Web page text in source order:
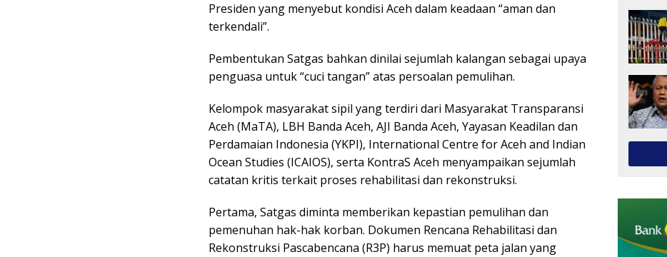
Presiden yang menyebut kondisi Aceh dalam keadaan “aman dan
terkendali”.
Pembentukan Satgas bahkan dinilai sejumlah kalangan sebagai upaya
penguasa untuk “cuci tangan” atas persoalan pemulihan.
Kelompok masyarakat sipil yang terdiri dari Masyarakat Transparansi
Aceh (MaTA), LBH Banda Aceh, AJI Banda Aceh, Yayasan Keadilan dan
Perdamaian Indonesia (YKPI), International Centre for Aceh and Indian
Ocean Studies (ICAIOS), serta KontraS Aceh menyampaikan sejumlah
catatan kritis terkait proses rehabilitasi dan rekonstruksi.
Pertama, Satgas diminta memberikan kepastian pemulihan dan
pemenuhan hak-hak korban. Dokumen Rencana Rehabilitasi dan
Rekonstruksi Pascabencana (R3P) harus memuat peta jalan yang